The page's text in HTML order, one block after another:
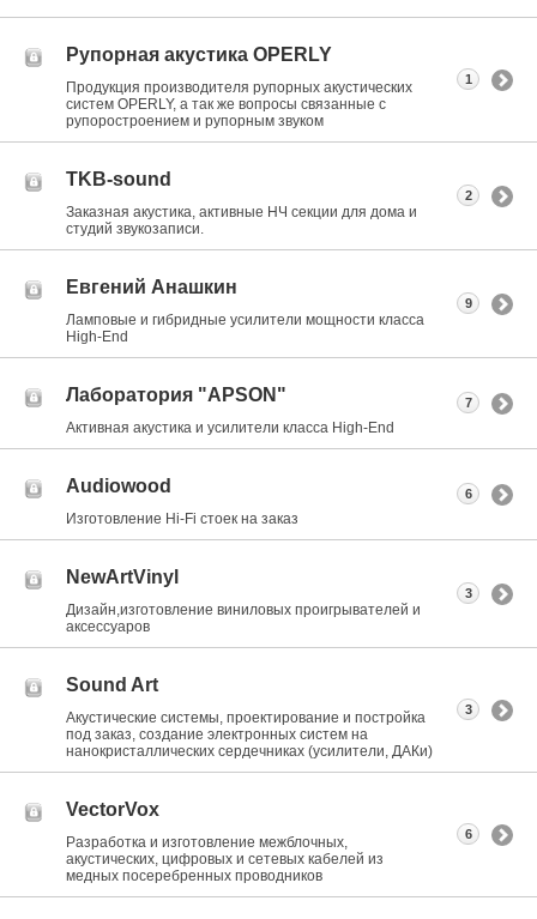
Рупорная акустика OPERLY
Продукция производителя рупорных акустических
систем OPERLY, а так же вопросы связанные с
рупоростроением и рупорным звуком
1
TKB-sound
Заказная акустика, активные НЧ секции для дома и
студий звукозаписи.
2
Евгений Анашкин
Ламповые и гибридные усилители мощности класса
High-End
9
Лаборатория "APSON"
Активная акустика и усилители класса Нigh-End
7
Audiowood
Изготовление Hi-Fi стоек на заказ
6
NewArtVinyl
Дизайн,изготовление виниловых проигрывателей и
аксессуаров
3
Sound Art
Акустические системы, проектирование и постройка
под заказ, создание электронных систем на
нанокристаллических сердечниках (усилители, ДАКи)
3
VectorVox
Разработка и изготовление межблочных,
акустических, цифровых и сетевых кабелей из
медных посеребренных проводников
6